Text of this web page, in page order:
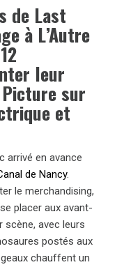
de Last
à L’Autre
leur
sur
et
arrivé en avance
de Nancy.
le merchandising,
placer aux avant-
scène, avec leurs
postés aux
chauffent un